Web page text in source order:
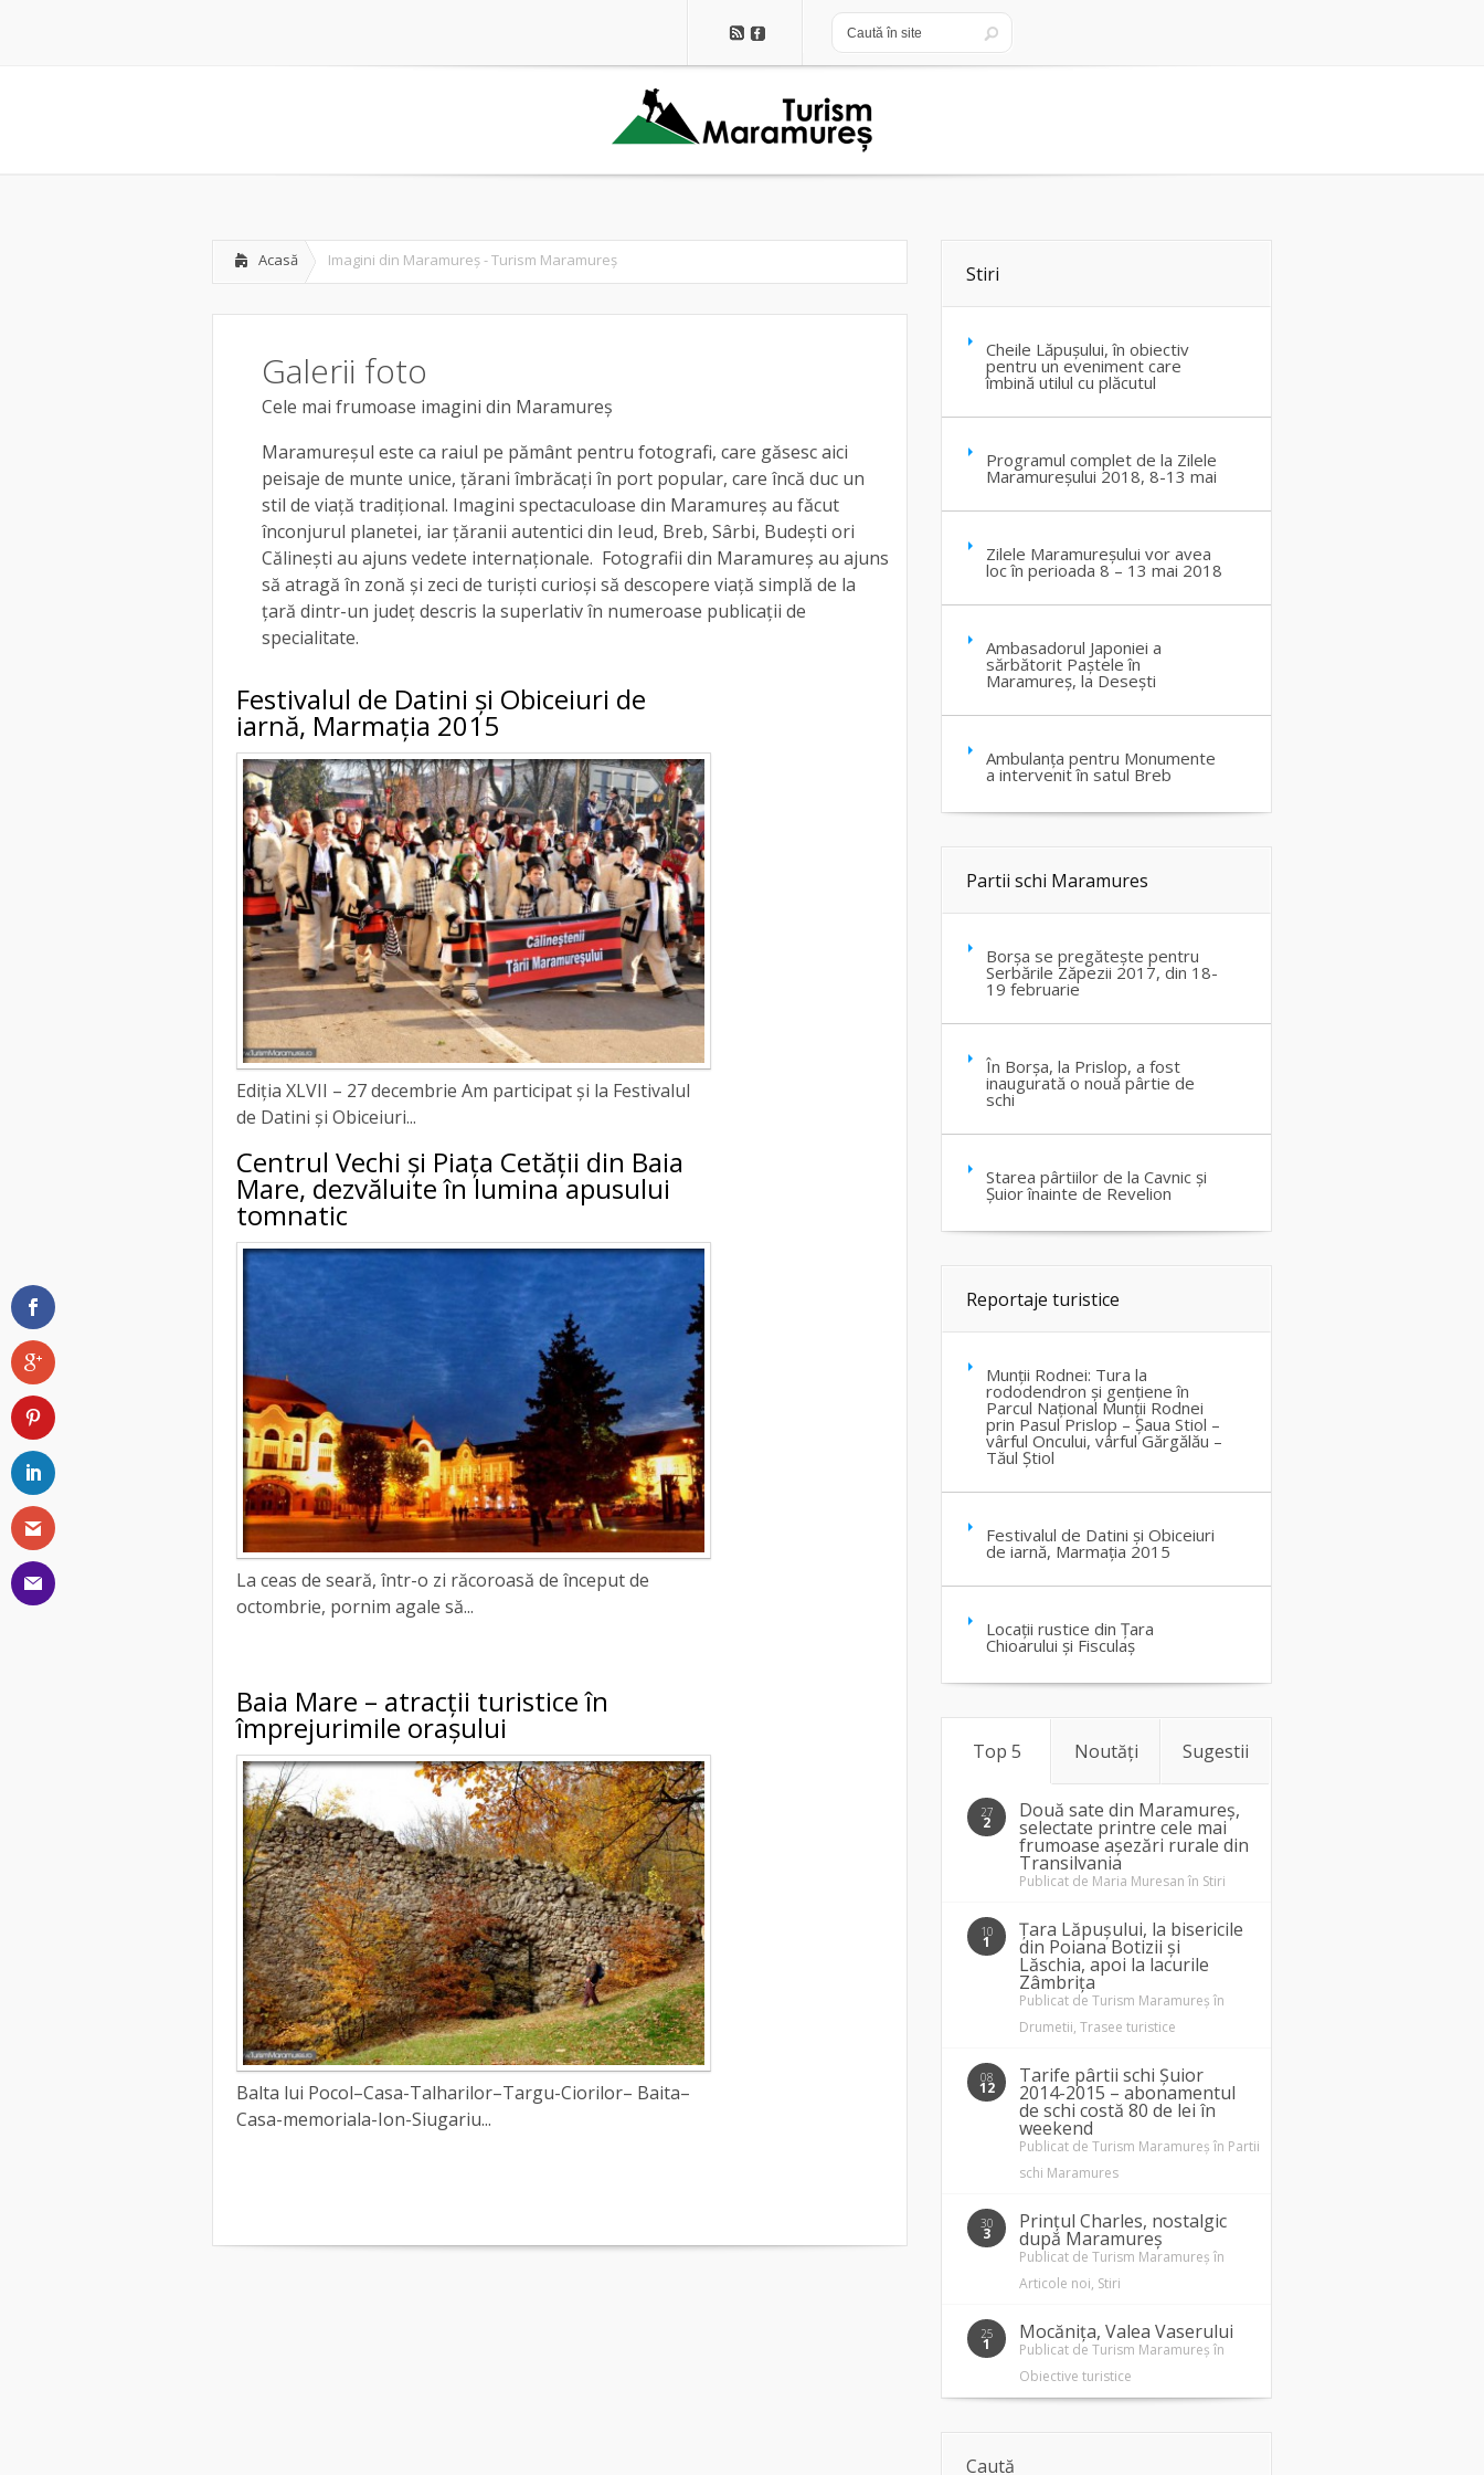
Acasă Imagini din Maramureș - Turism Maramureș
Galerii foto
Cele mai frumoase imagini din Maramureș
Maramureșul este ca raiul pe pământ pentru fotografi, care găsesc aici
peisaje de munte unice, țărani îmbrăcați în port popular, care încă duc un
stil de viață tradițional. Imagini spectaculoase din Maramureș au făcut
înconjurul planetei, iar țăranii autentici din Ieud, Breb, Sârbi, Budești ori
Călinești au ajuns vedete internaționale. Fotografii din Maramureș au ajuns
să atragă în zonă și zeci de turiști curioși să descopere viață simplă de la
țară dintr-un județ descris la superlativ în numeroase publicații de
specialitate.
Festivalul de Datini și Obiceiuri de
iarnă, Marmația 2015
Ediția XLVII – 27 decembrie Am participat și la Festivalul
de Datini și Obiceiuri...
Centrul Vechi și Piața Cetății din Baia
Mare, dezvăluite în lumina apusului
tomnatic
La ceas de seară, într-o zi răcoroasă de început de
octombrie, pornim agale să...
Baia Mare – atracții turistice în
împrejurimile orașului
Balta lui Pocol–Casa-Talharilor–Targu-Ciorilor– Baita–
Casa-memoriala-Ion-Siugariu...
Stiri
Cheile Lăpușului, în obiectiv
pentru un eveniment care
îmbină utilul cu plăcutul
Programul complet de la Zilele
Maramureșului 2018, 8-13 mai
Zilele Maramureșului vor avea
loc în perioada 8 – 13 mai 2018
Ambasadorul Japoniei a
sărbătorit Paștele în
Maramureș, la Desești
Ambulanța pentru Monumente
a intervenit în satul Breb
Partii schi Maramures
Borșa se pregătește pentru
Serbările Zăpezii 2017, din 18-
19 februarie
În Borșa, la Prislop, a fost
inaugurată o nouă pârtie de
schi
Starea pârtiilor de la Cavnic și
Șuior înainte de Revelion
Reportaje turistice
Munții Rodnei: Tura la
rododendron și gențiene în
Parcul Național Munții Rodnei
prin Pasul Prislop – Șaua Stiol –
vârful Oncului, vârful Gărgălău –
Tăul Știol
Festivalul de Datini și Obiceiuri
de iarnă, Marmația 2015
Locații rustice din Țara
Chioarului și Fisculaș
Top 5 Noutăți Sugestii
27
2
Două sate din Maramureș,
selectate printre cele mai
frumoase așezări rurale din
Transilvania
Publicat de Maria Muresan în Stiri
10
1
Țara Lăpușului, la bisericile
din Poiana Botizii și
Lăschia, apoi la lacurile
Zâmbrița
Publicat de Turism Maramureș în
Drumetii, Trasee turistice
08
12
Tarife pârtii schi Șuior
2014-2015 – abonamentul
de schi costă 80 de lei în
weekend
Publicat de Turism Maramureș în Partii
schi Maramures
30
3
Prințul Charles, nostalgic
după Maramureș
Publicat de Turism Maramureș în
Articole noi, Stiri
25
1
Mocănița, Valea Vaserului
Publicat de Turism Maramureș în
Obiective turistice
Caută